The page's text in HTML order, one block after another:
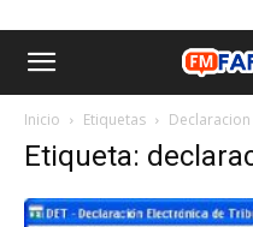
Inicio Etiquetas
Etiqueta: